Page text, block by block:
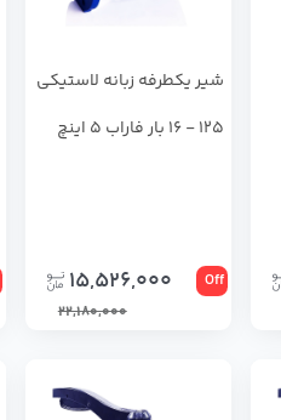
شیر یکطرفه زبانه لاستیکی
125 - 16 بار فاراب 5 اینچ
Off
15,526,000
22,180,000